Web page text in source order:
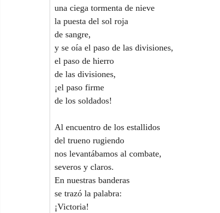
una ciega tormenta de nieve
la puesta del sol roja
de sangre,
y se oía el paso de las divisiones,
el paso de hierro
de las divisiones,
¡el paso firme
de los soldados!
Al encuentro de los estallidos
del trueno rugiendo
nos levantábamos al combate,
severos y claros.
En nuestras banderas
se trazó la palabra:
¡Victoria!